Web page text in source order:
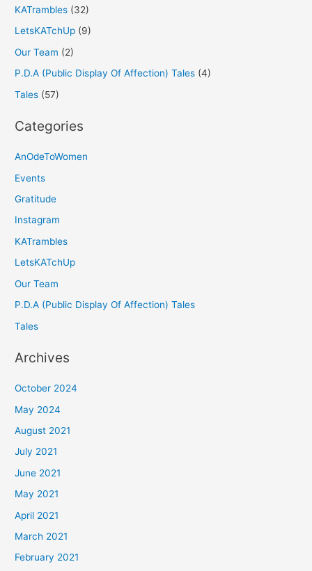
KATrambles (32)
LetsKATchUp (9)
Our Team (2)
P.D.A (Public Display Of Affection) Tales (4)
Tales (57)
Categories
AnOdeToWomen
Events
Gratitude
Instagram
KATrambles
LetsKATchUp
Our Team
P.D.A (Public Display Of Affection) Tales
Tales
Archives
October 2024
May 2024
August 2021
July 2021
June 2021
May 2021
April 2021
March 2021
February 2021